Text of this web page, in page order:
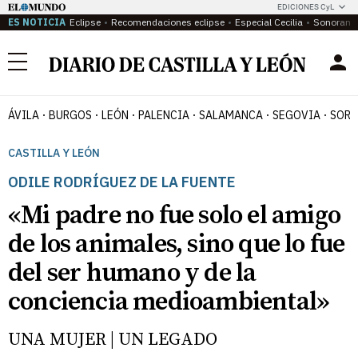
EDICIONES CyL
ES NOTICIA Eclipse Recomendaciones eclipse Especial Cecilia
Menú
ÁVILA BURGOS LEÓN PALENCIA SALAMANCA SEGOVIA
CASTILLA Y LEÓN
ODILE RODRÍGUEZ DE LA FUENTE
«Mi padre no fue solo el amigo
de los animales, sino que lo fue
del ser humano y de la
conciencia medioambiental»
UNA MUJER | UN LEGADO